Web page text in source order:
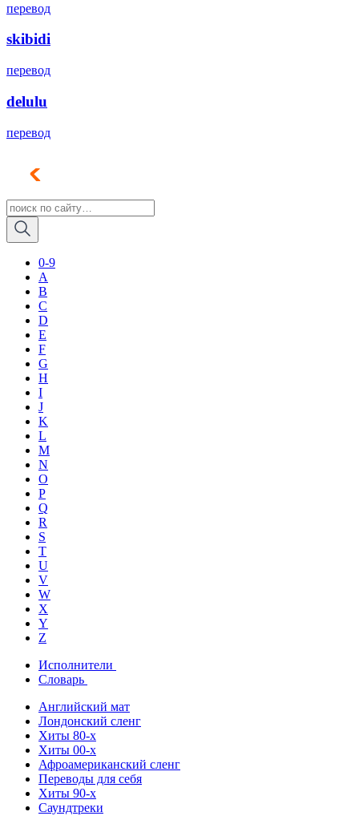
перевод
skibidi
перевод
delulu
перевод
0-9
A
B
C
D
E
F
G
H
I
J
K
L
M
N
O
P
Q
R
S
T
U
V
W
X
Y
Z
Исполнители
Словарь
Английский мат
Лондонский сленг
Хиты 80-х
Хиты 00-х
Афроамериканский сленг
Переводы для себя
Хиты 90-х
Саундтреки